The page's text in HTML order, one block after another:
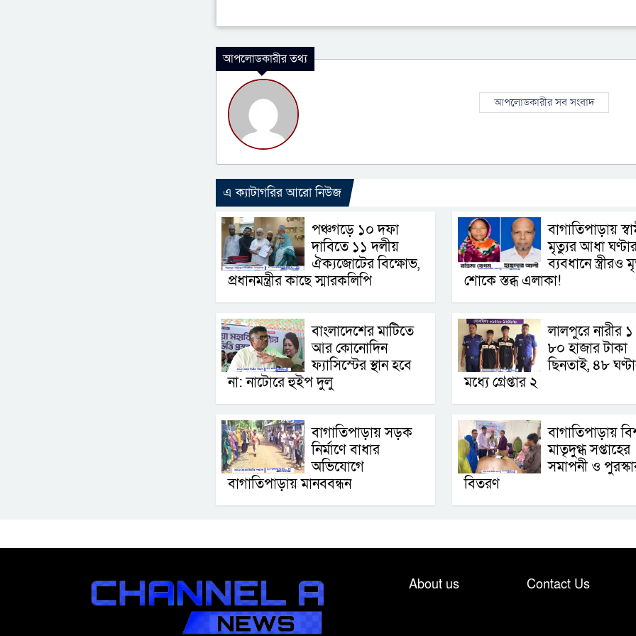
আপলোডকারীর তথ্য
আপলোডকারীর সব সংবাদ
এ ক্যাটাগরির আরো নিউজ
পঞ্চগড়ে ১০ দফা
দাবিতে ১১ দলীয়
ঐক্যজোটের বিক্ষোভ,
প্রধানমন্ত্রীর কাছে স্মারকলিপি
বাগাতিপাড়ায়
মৃত্যুর আধা
ব্যবধানে স্ত্রীরও
শোকে স্তব্ধ এলাকা!
বাংলাদেশের মাটিতে
আর কোনোদিন
ফ্যাসিস্টের স্থান হবে
না: নাটোরে হুইপ দুলু
লালপুরে নারীর
৮০ হাজার টাকা
ছিনতাই, ৪৮
মধ্যে গ্রেপ্তার ২
বাগাতিপাড়ায় সড়ক
নির্মাণে বাধার
অভিযোগে
বাগাতিপাড়ায় মানববন্ধন
বাগাতিপাড়ায়
মাতৃদুগ্ধ সপ্তাহের
সমাপনী ও
বিতরণ
About us Contact Us